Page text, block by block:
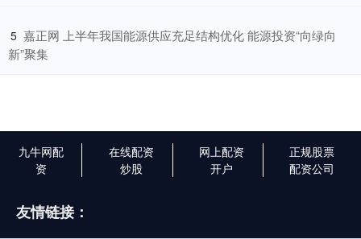
5 ​嘉正网 上半年我国能源供应充足结构优化 能源投资“向绿向
新”聚集
九牛网配
资
在线配资
炒股
网上配资
开户
正规股票
配资公司
友情链接：